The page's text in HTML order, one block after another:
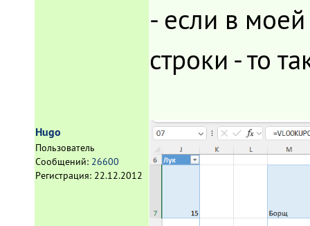
Hugo
Пользователь
Сообщений: 26600
Регистрация: 22.12.2012
- если в
строки - то